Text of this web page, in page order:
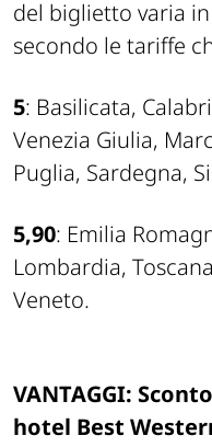
del biglietto varia
secondo le tariffe
5: Basilicata,
Venezia Giulia,
Puglia, Sardegna,
5,90: Emilia
Lombardia,
Veneto.
VANTAGGI:
hotel Best